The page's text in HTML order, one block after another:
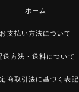
ホーム
お支払い方法について
送方法・送料について
商取引法に基づく表記